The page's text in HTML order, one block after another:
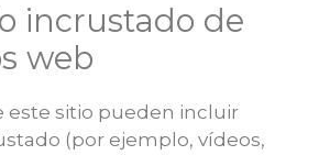
incrustado de
web
este sitio pueden incluir
(por ejemplo, vídeos,